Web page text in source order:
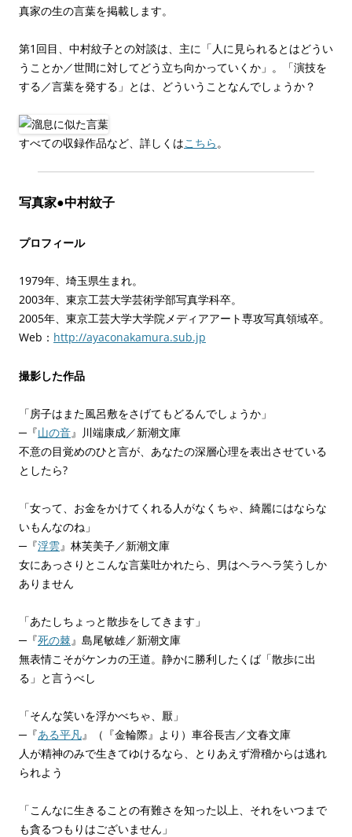
真家の生の言葉を掲載します。
第1回目、中村紋子との対談は、主に「人に見られるとはどうい
うことか／世間に対してどう立ち向かっていくか」。「演技を
する／言葉を発する」とは、どういうことなんでしょうか？
すべての収録作品など、詳しくはこちら。
写真家●中村紋子
プロフィール
1979年、埼玉県生まれ。
2003年、東京工芸大学芸術学部写真学科卒。
2005年、東京工芸大学大学院メディアアート専攻写真領域卒。
Web： http://ayaconakamura.sub.jp
撮影した作品
「房子はまた風呂敷をさげてもどるんでしょうか」
─『山の音』川端康成／新潮文庫
不意の目覚めのひと言が、あなたの深層心理を表出させている
としたら?
「女って、お金をかけてくれる人がなくちゃ、綺麗にはならな
いもんなのね」
─『浮雲』林芙美子／新潮文庫
女にあっさりとこんな言葉吐かれたら、男はヘラヘラ笑うしか
ありません
「あたしちょっと散歩をしてきます」
─『死の棘』島尾敏雄／新潮文庫
無表情こそがケンカの王道。静かに勝利したくば「散歩に出
る」と言うべし
「そんな笑いを浮かべちゃ、厭」
─『ある平凡』（『金輪際』より）車谷長吉／文春文庫
人が精神のみで生きてゆけるなら、とりあえず滑稽からは逃れ
られよう
「こんなに生きることの有難さを知った以上、それをいつまで
も貪るつもりはございません」